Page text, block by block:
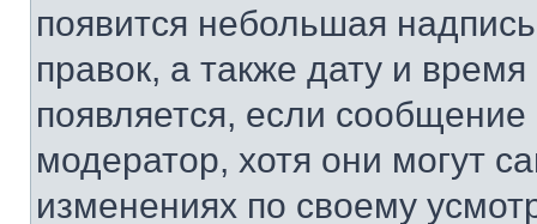
появится небольшая
правок, а также дату и
появляется, если
модератор, хотя они могут
изменениях по своему